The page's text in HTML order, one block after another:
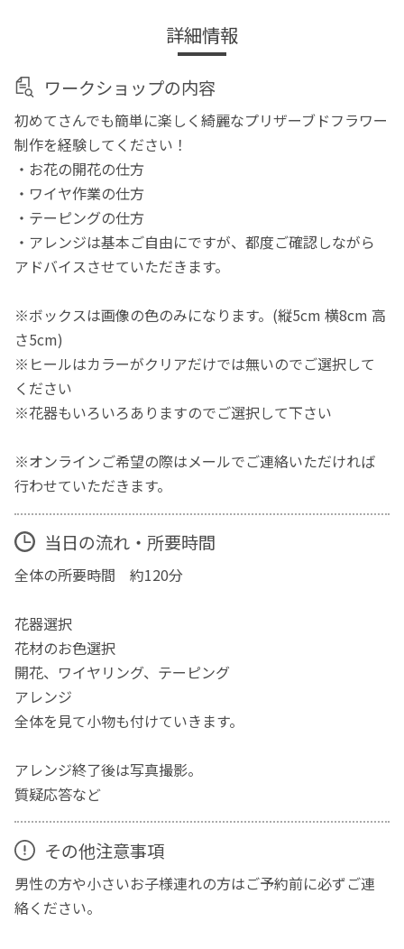
詳細情報
ワークショップの内容
初めてさんでも簡単に楽しく綺麗なプリザーブドフラワー
制作を経験してください！
・お花の開花の仕方
・ワイヤ作業の仕方
・テーピングの仕方
・アレンジは基本ご自由にですが、都度ご確認しながら
アドバイスさせていただきます。
※ボックスは画像の色のみになります。(縦5cm 横8cm 高
さ5cm)
※ヒールはカラーがクリアだけでは無いのでご選択して
ください
※花器もいろいろありますのでご選択して下さい
※オンラインご希望の際はメールでご連絡いただければ
行わせていただきます。
当日の流れ・所要時間
全体の所要時間 約120分
花器選択
花材のお色選択
開花、ワイヤリング、テーピング
アレンジ
全体を見て小物も付けていきます。
アレンジ終了後は写真撮影。
質疑応答など
その他注意事項
男性の方や小さいお子様連れの方はご予約前に必ずご連
絡ください。